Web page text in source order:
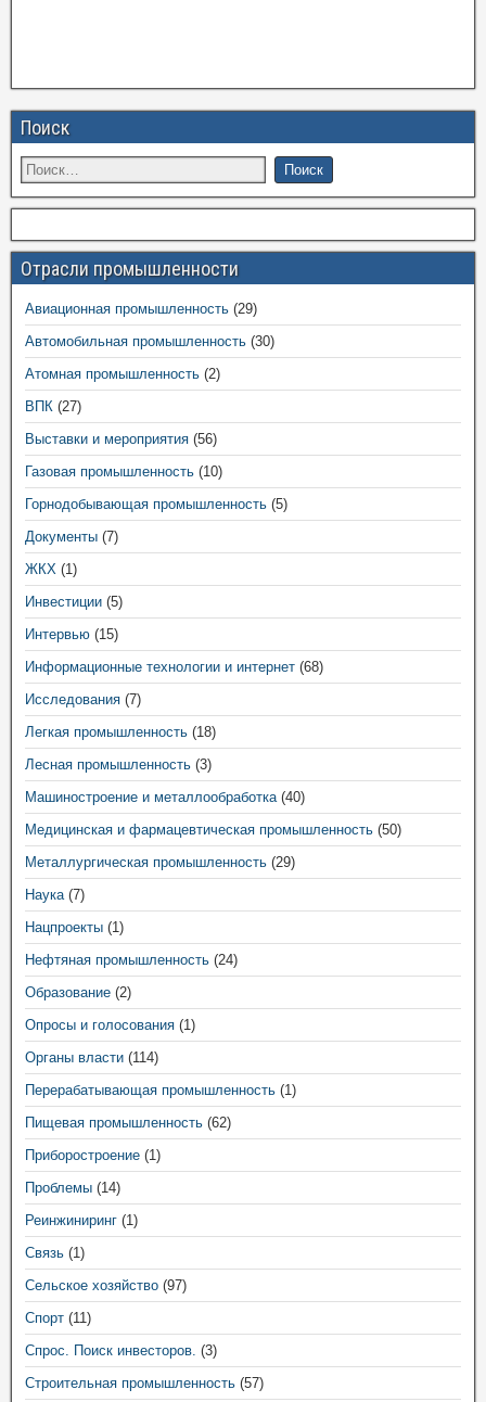
Поиск
Отрасли промышленности
Авиационная промышленность (29)
Автомобильная промышленность (30)
Атомная промышленность (2)
ВПК (27)
Выставки и мероприятия (56)
Газовая промышленность (10)
Горнодобывающая промышленность (5)
Документы (7)
ЖКХ (1)
Инвестиции (5)
Интервью (15)
Информационные технологии и интернет (68)
Исследования (7)
Легкая промышленность (18)
Лесная промышленность (3)
Машиностроение и металлообработка(40)
Медицинская и фармацевтическая промышленность (50)
Металлургическая промышленность (29)
Наука(7)
Нацпроекты (1)
Нефтяная промышленность (24)
Образование (2)
Опросы и голосования (1)
Органы власти (114)
Перерабатывающая промышленность (1)
Пищевая промышленность (62)
Приборостроение (1)
Проблемы (14)
Реинжиниринг (1)
Связь (1)
Сельское хозяйство (97)
Спорт (11)
Спрос. Поиск инвесторов. (3)
Строительная промышленность (57)